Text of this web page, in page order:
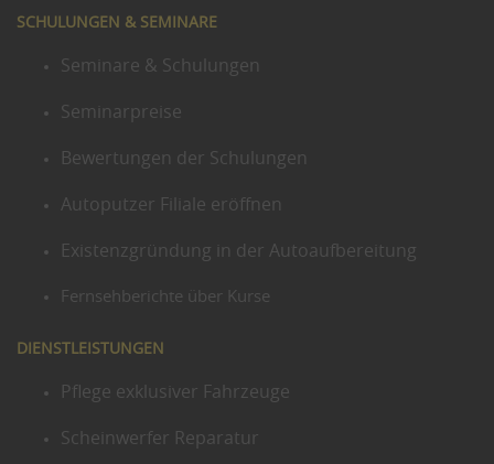
SCHULUNGEN & SEMINARE
Seminare & Schulungen
Seminarpreise
Bewertungen der Schulungen
Autoputzer Filiale eröffnen
Existenzgründung in der Autoaufbereitung
Fernsehberichte über Kurse
DIENSTLEISTUNGEN
Pflege exklusiver Fahrzeuge
Scheinwerfer Reparatur